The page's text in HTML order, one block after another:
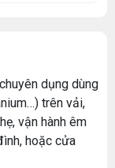
dụng dùng
trên vải,
vận hành êm
hoặc cửa